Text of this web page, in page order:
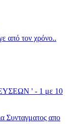
από τον χρόνο..
' - 1 με 10
Συνταγματος απο